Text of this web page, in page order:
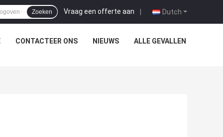
Dutch
Vraag een offerte aan |
Zoeken
CONTACTEER ONS NIEUWS ALLE GEVALLEN